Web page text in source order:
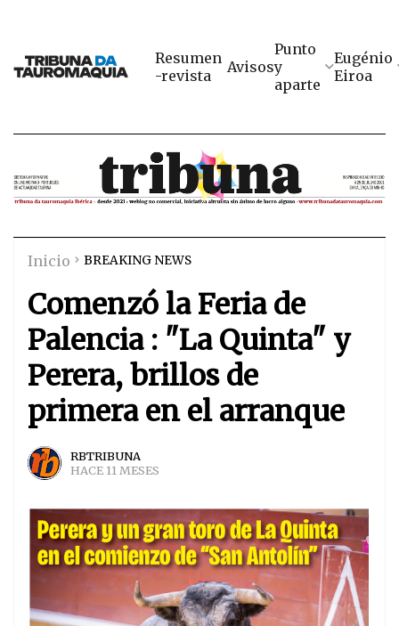
Resumen
-revista
Avisos
Punto
y
aparte
Eugénio
Eiroa
Inicio BREAKING NEWS
Comenzó la Feria de
Palencia : "La Quinta" y
Perera, brillos de
primera en el arranque
RBTRIBUNA
HACE 11 MESES